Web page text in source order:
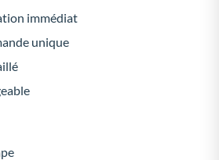
immédiat
unique